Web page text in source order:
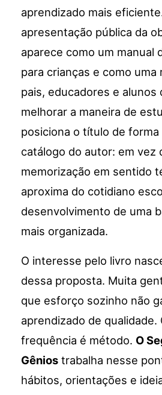
aprendizado mais
apresentação pública da
aparece como um manual
para crianças e como uma
pais, educadores e alunos
melhorar a maneira de
posiciona o título de
catálogo do autor: em vez
memorização em sentido
aproxima do cotidiano
desenvolvimento de uma
mais organizada.
O interesse pelo livro
dessa proposta. Muita
que esforço sozinho não
aprendizado de qualidade.
frequência é método. O
Gênios trabalha nesse
hábitos, orientações e